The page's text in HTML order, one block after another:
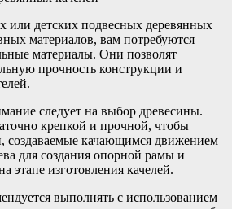
или детских подвесных деревянных
материалов, вам потребуются
материалы. Они позволят
прочность конструкции и
следует на выбор древесины.
крепкой и прочной, чтобы
создаваемые качающимся движением
для создания опорной рамы и
этапе изготовления качелей.
выполнять с использованием